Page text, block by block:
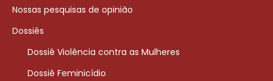
Nossas pesquisas de opinião
Dossiês
Dossiê Violência contra as Mulheres
Dossiê Feminicídio